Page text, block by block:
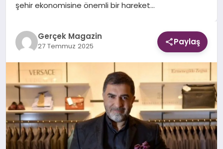
şehir ekonomisine önemli bir hareket…
Gerçek Magazin
27 Temmuz 2025 Paylaş